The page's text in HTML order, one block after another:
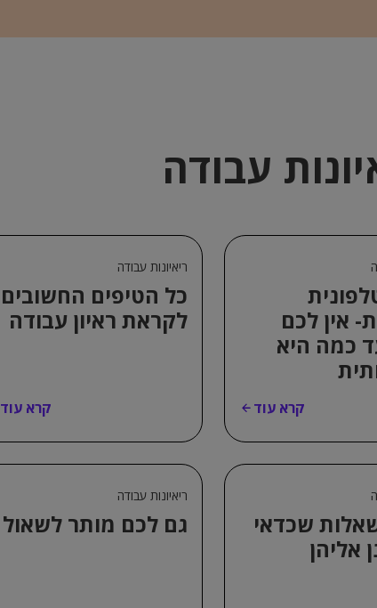
עבודה
אין לכם
כמה היא
קרא עוד
ריאיונות עבודה
כל הטיפים החשובים
לקראת ראיון עבודה
קרא עוד
שכדאי
אליהן
ריאיונות עבודה
גם לכם מותר לשאול